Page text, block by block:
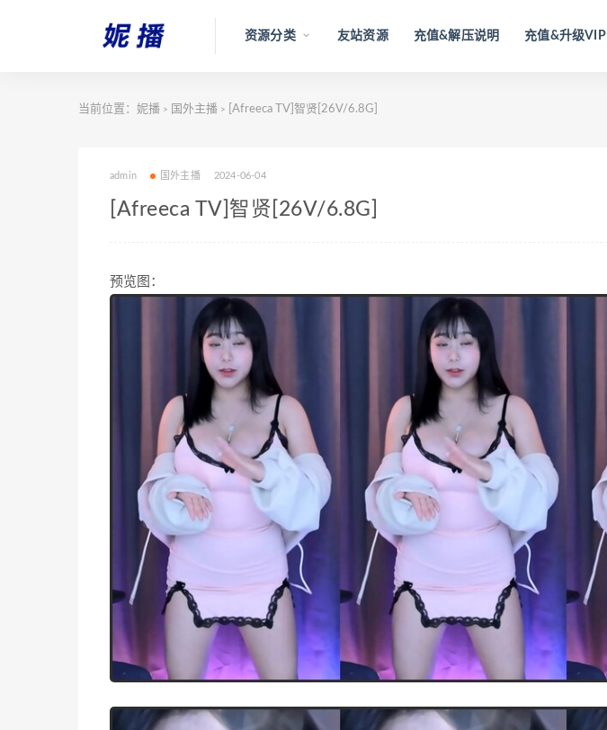
资源分类 友站资源 充值&解压说明 充值&升级VIP
当前位置： 妮播 > 国外主播 > [Afreeca TV]智贤[26V/6.8G]
admin 国外主播 2024-06-04
[Afreeca TV]智贤[26V/6.8G]
预览图：